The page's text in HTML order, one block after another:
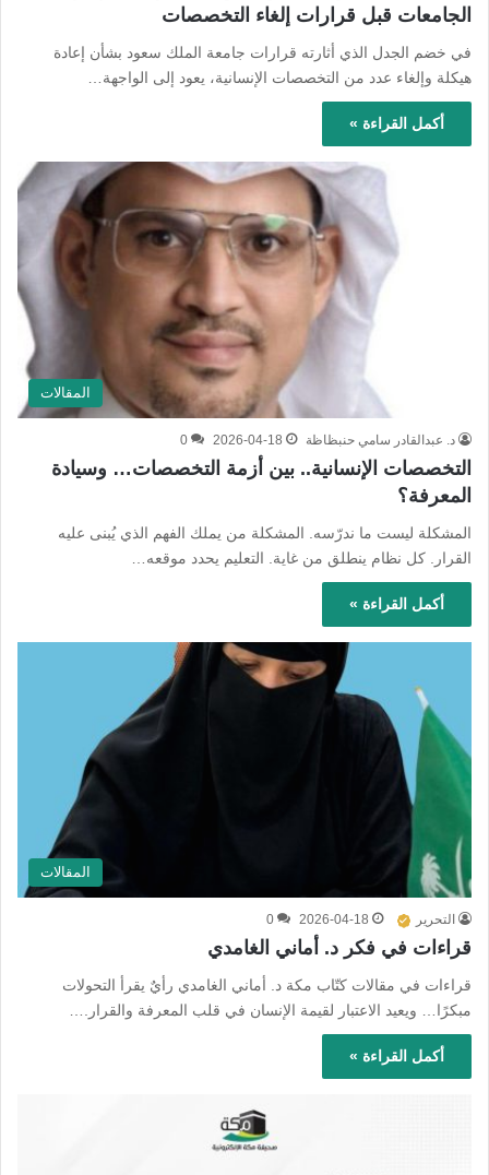
الجامعات قبل قرارات إلغاء التخصصات
في خضم الجدل الذي أثارته قرارات جامعة الملك سعود بشأن إعادة
هيكلة وإلغاء عدد من التخصصات الإنسانية، يعود إلى الواجهة…
أكمل القراءة »
المقالات
د. عبدالقادر سامي حنبظاظة 2026-04-18
0
التخصصات الإنسانية.. بين أزمة التخصصات… وسيادة
المعرفة؟
المشكلة ليست ما ندرّسه. المشكلة من يملك الفهم الذي يُبنى عليه
القرار. كل نظام ينطلق من غاية. التعليم يحدد موقعه…
أكمل القراءة »
المقالات
التحرير 2026-04-18
0
قراءات في فكر د. أماني الغامدي
قراءات في مقالات كتّاب مكة د. أماني الغامدي رأيٌ يقرأ التحولات
مبكرًا… ويعيد الاعتبار لقيمة الإنسان في قلب المعرفة والقرار.…
أكمل القراءة »